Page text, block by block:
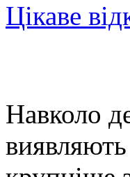
Цікаве
Навколо